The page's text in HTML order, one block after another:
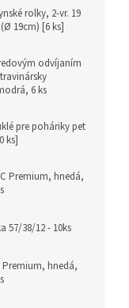
rolky, 2-vr. 19
19cm) [6 ks]
odvíjaním
6 ks
pre poháriky pet
ks]
Premium, hnedá,
57/38/12 - 10ks
Premium, hnedá,